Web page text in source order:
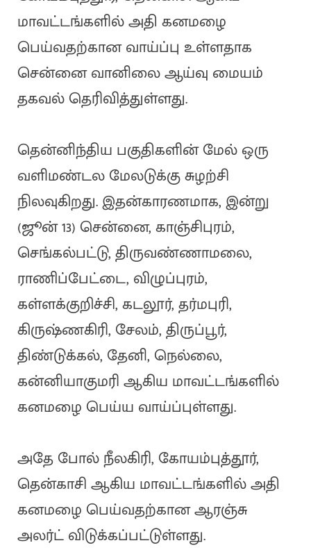
மாவட்டங்களில் அதி கனமழை
பெய்வதற்கான வாய்ப்பு உள்ளதாக
சென்னை வானிலை ஆய்வு மையம்
தகவல் தெரிவித்துள்ளது.
தென்னிந்திய பகுதிகளின் மேல் ஒரு
வளிமண்டல மேலடுக்கு சுழற்சி
நிலவுகிறது. இதன்காரணமாக, இன்று
(ஜூன் 13) சென்னை, காஞ்சிபுரம்,
செங்கல்பட்டு, திருவண்ணாமலை,
ராணிப்பேட்டை, விழுப்புரம்,
கள்ளக்குறிச்சி, கடலூர், தர்மபுரி,
கிருஷ்ணகிரி, சேலம், திருப்பூர்,
திண்டுக்கல், தேனி, நெல்லை,
கன்னியாகுமரி ஆகிய மாவட்டங்களில்
கனமழை பெய்ய வாய்ப்புள்ளது.
அதே போல் நீலகிரி, கோயம்புத்தூர்,
தென்காசி ஆகிய மாவட்டங்களில் அதி
கனமழை பெய்வதற்கான ஆரஞ்சு
அலர்ட் விடுக்கப்பட்டுள்ளது.